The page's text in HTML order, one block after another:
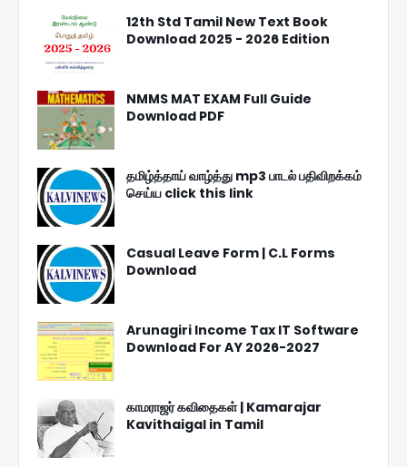
12th Std Tamil New Text Book
Download 2025 - 2026 Edition
NMMS MAT EXAM Full Guide
Download PDF
தமிழ்த்தாய் வாழ்த்து mp3 பாடல் பதிவிறக்கம்
செய்ய click this link
Casual Leave Form | C.L Forms
Download
Arunagiri Income Tax IT Software
Download For AY 2026-2027
காமராஜர் கவிதைகள் | Kamarajar
Kavithaigal in Tamil